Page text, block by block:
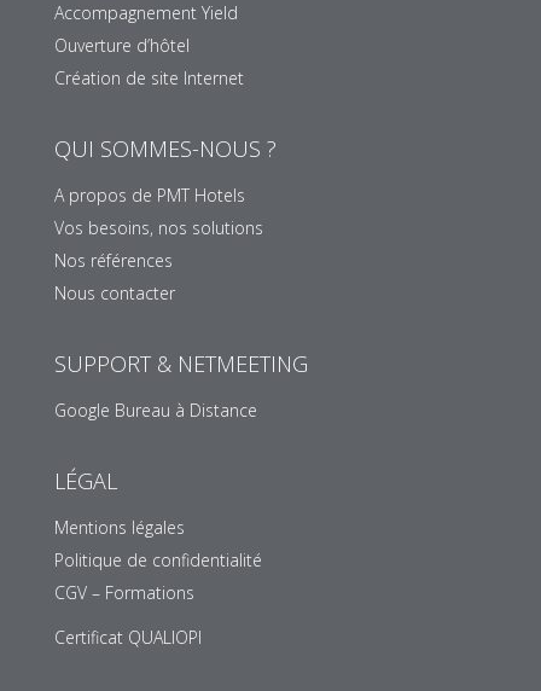
Accompagnement Yield
Ouverture d’hôtel
Création de site Internet
QUI SOMMES-NOUS ?
A propos de PMT Hotels
Vos besoins, nos solutions
Nos références
Nous contacter
SUPPORT & NETMEETING
Google Bureau à Distance
LÉGAL
Mentions légales
Politique de confidentialité
CGV – Formations
Certificat QUALIOPI